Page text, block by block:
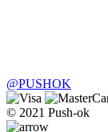
@PUSHOK
© 2021 Push-ok